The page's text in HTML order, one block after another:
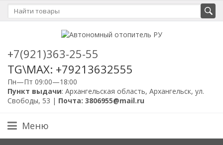
+7(921)363-25-55
TG\MAX: +79213632555
Пн—Пт 09:00—18:00
Пункт выдачи: Архангельская область, Архангельск, ул.
Свободы, 53 | Почта: 3806955@mail.ru
Меню